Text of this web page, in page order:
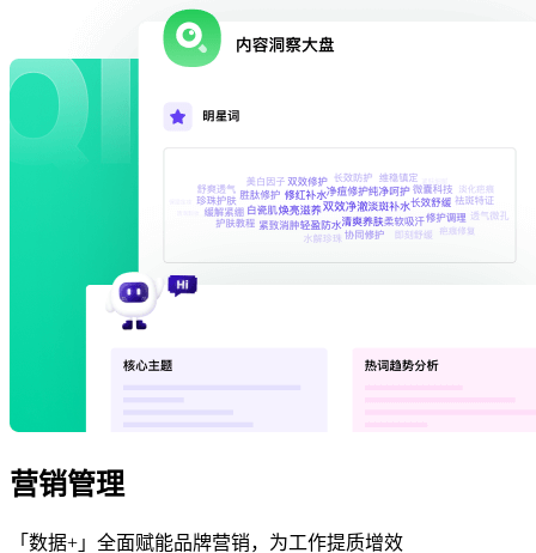
营销管理
「数据+」全面赋能品牌营销，为工作提质增效